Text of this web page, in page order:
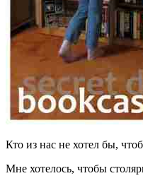
Кто из нас не хотел бы,
Мне хотелось, чтобы